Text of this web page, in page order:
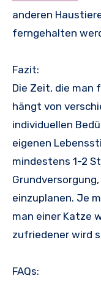
anderen
ferngehalten
Fazit:
Die Zeit, die man
hängt von
individuellen
eigenen
mindestens 1-2
einzuplanen. Je
man einer Katze
zufriedener wird
FAQs: